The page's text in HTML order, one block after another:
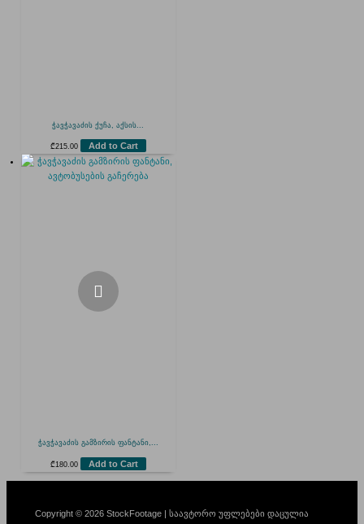
ჭავჭავაძის ქუჩა, აქსის...
₾215.00 Add to Cart
ჭავჭავაძის გამზირის ფანტანი,...
₾ 180.00 Add to Cart
Copyright © 2026 StockFootage | საავტორო უფლებები დაცულია